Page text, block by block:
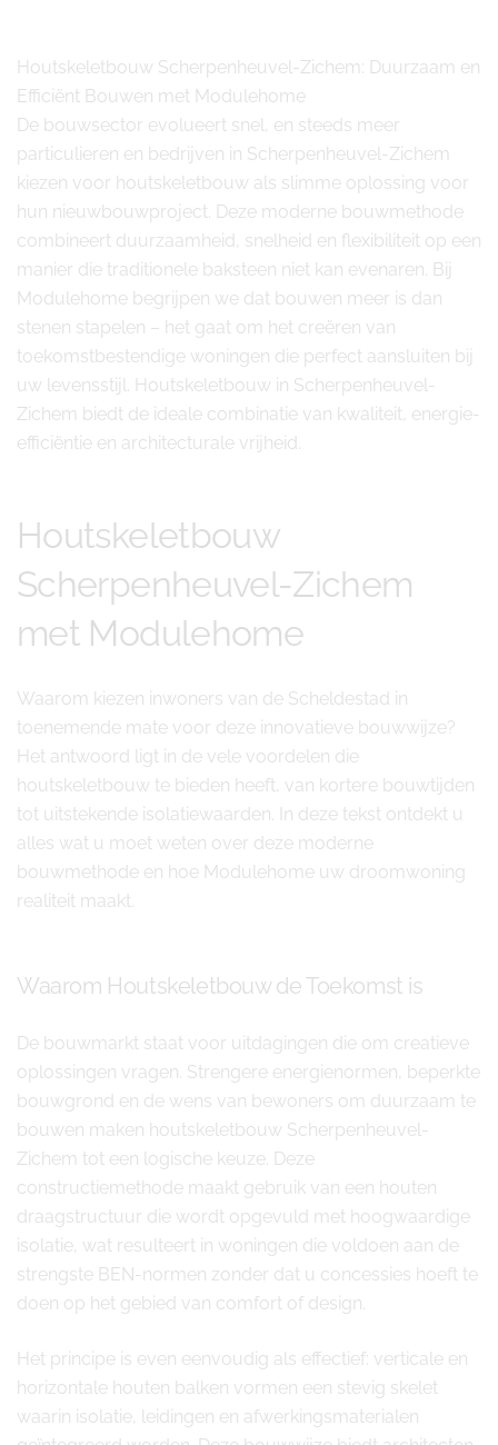
Houtskeletbouw Scherpenheuvel-Zichem: Duurzaam en
Efficiënt Bouwen met Modulehome
De bouwsector evolueert snel, en steeds meer
particulieren en bedrijven in Scherpenheuvel-Zichem
kiezen voor houtskeletbouw als slimme oplossing voor
hun nieuwbouwproject. Deze moderne bouwmethode
combineert duurzaamheid, snelheid en flexibiliteit op een
manier die traditionele baksteen niet kan evenaren. Bij
Modulehome begrijpen we dat bouwen meer is dan
stenen stapelen – het gaat om het creëren van
toekomstbestendige woningen die perfect aansluiten bij
uw levensstijl. Houtskeletbouw in Scherpenheuvel-
Zichem biedt de ideale combinatie van kwaliteit, energie-
efficiëntie en architecturale vrijheid.
Houtskeletbouw
Scherpenheuvel-Zichem
met Modulehome
Waarom kiezen inwoners van de Scheldestad in
toenemende mate voor deze innovatieve bouwwijze?
Het antwoord ligt in de vele voordelen die
houtskeletbouw te bieden heeft, van kortere bouwtijden
tot uitstekende isolatiewaarden. In deze tekst ontdekt u
alles wat u moet weten over deze moderne
bouwmethode en hoe Modulehome uw droomwoning
realiteit maakt.
Waarom Houtskeletbouw de Toekomst is
De bouwmarkt staat voor uitdagingen die om creatieve
oplossingen vragen. Strengere energienormen, beperkte
bouwgrond en de wens van bewoners om duurzaam te
bouwen maken houtskeletbouw Scherpenheuvel-
Zichem tot een logische keuze. Deze
constructiemethode maakt gebruik van een houten
draagstructuur die wordt opgevuld met hoogwaardige
isolatie, wat resulteert in woningen die voldoen aan de
strengste BEN-normen zonder dat u concessies hoeft te
doen op het gebied van comfort of design.
Het principe is even eenvoudig als effectief: verticale en
horizontale houten balken vormen een stevig skelet
waarin isolatie, leidingen en afwerkingsmaterialen